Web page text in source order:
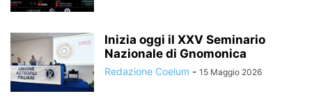
Inizia oggi il XXV Seminario
Nazionale di Gnomonica
Redazione Coelum - 15 Maggio 2026